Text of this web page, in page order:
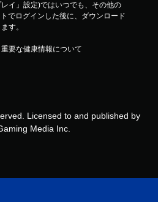
イ」設定)ではいつでも、その他の
でログインした後に、ダウンロード
す。
要な健康情報について
Licensed to and published by
Media Inc.